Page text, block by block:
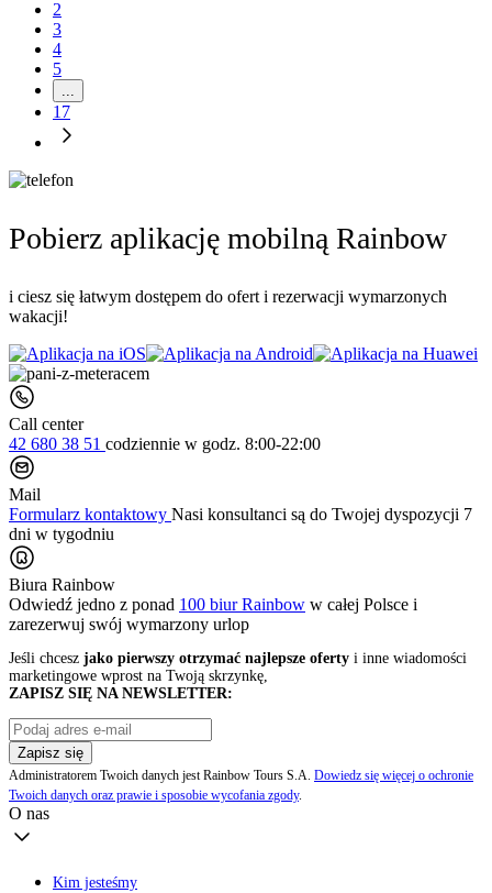
2
3
4
5
...
17
Pobierz aplikację mobilną Rainbow
i ciesz się łatwym dostępem do ofert i rezerwacji wymarzonych
wakacji!
Call center
42 680 38 51 codziennie w godz. 8:00-22:00
Mail
Formularz kontaktowy Nasi konsultanci są do Twojej dyspozycji 7
dni w tygodniu
Biura Rainbow
Odwiedź jedno z ponad 100 biur Rainbow w całej Polsce i
zarezerwuj swój wymarzony urlop
Jeśli chcesz jako pierwszy otrzymać najlepsze oferty i inne wiadomości
marketingowe wprost na Twoją skrzynkę,
ZAPISZ SIĘ NA NEWSLETTER:
Zapisz się
Administratorem Twoich danych jest Rainbow Tours S.A. Dowiedz się więcej o ochronie
Twoich danych oraz prawie i sposobie wycofania zgody.
O nas
Kim jesteśmy